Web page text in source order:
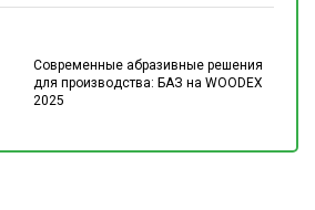
Современные абразивные решения
для производства: БАЗ на WOODEX
2025